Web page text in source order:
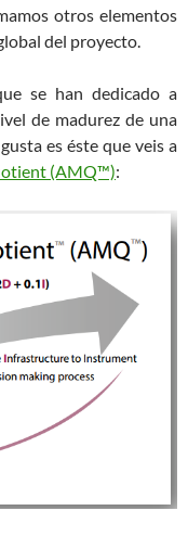
otros elementos
del proyecto.
se han dedicado a
de madurez de una
es éste que veis a
(AMQ™):